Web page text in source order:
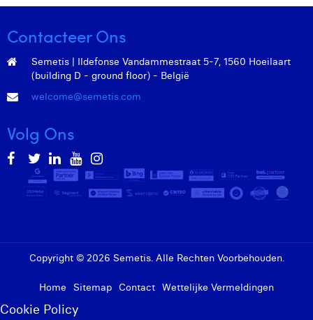
Contacteer Ons
Semetis | Ildefonse Vandammestraat 5-7, 1560 Hoeilaart
(building D - ground floor) - België
welcome@semetis.com
Volg Ons
Copyright © 2026 Semetis. Alle Rechten Voorbehouden.
Home Sitemap Contact Wettelijke Vermeldingen
Cookie Policy